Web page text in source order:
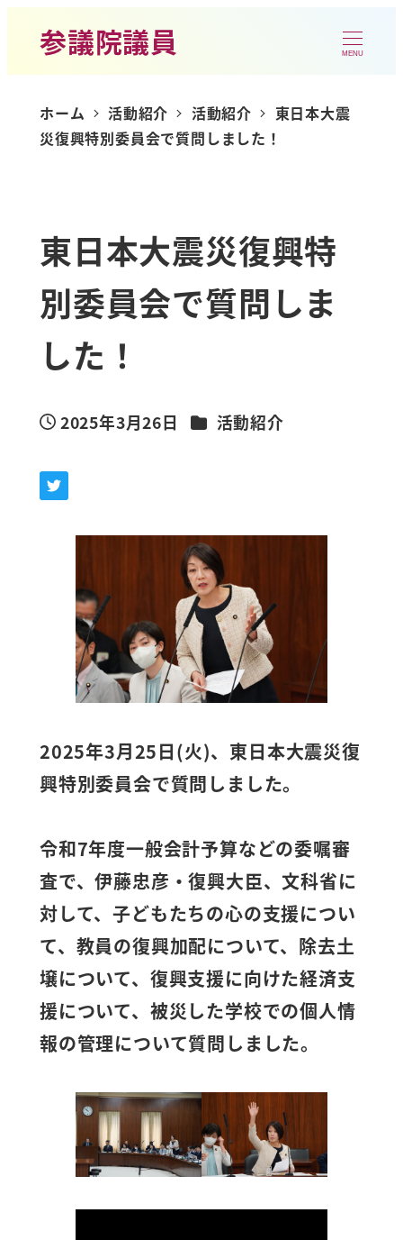
参議院議員 MENU
ホーム 活動紹介 活動紹介
東日本大震
災復興特別委員会で質問しました！
東日本大震災復興特
別委員会で質問しま
した！
投稿日
2025年3月26日 カテゴリー
活動紹介
2025年3月25日(火)、東日本大震災復
興特別委員会で質問しました。
令和7年度一般会計予算などの委嘱審
査で、伊藤忠彦・復興大臣、文科省に
対して、子どもたちの心の支援につい
て、教員の復興加配について、除去土
壌について、復興支援に向けた経済支
援について、被災した学校での個人情
報の管理について質問しました。